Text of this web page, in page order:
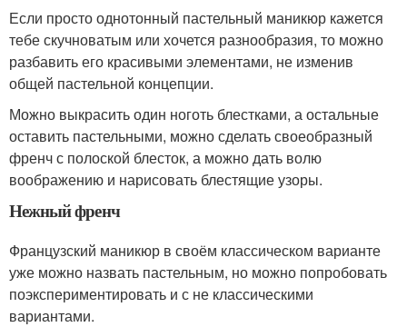
Если просто однотонный пастельный маникюр кажется
тебе скучноватым или хочется разнообразия, то можно
разбавить его красивыми элементами, не изменив
общей пастельной концепции.
Можно выкрасить один ноготь блестками, а остальные
оставить пастельными, можно сделать своеобразный
френч с полоской блесток, а можно дать волю
воображению и нарисовать блестящие узоры.
Нежный френч
Французский маникюр в своём классическом варианте
уже можно назвать пастельным, но можно попробовать
поэкспериментировать и с не классическими
вариантами.